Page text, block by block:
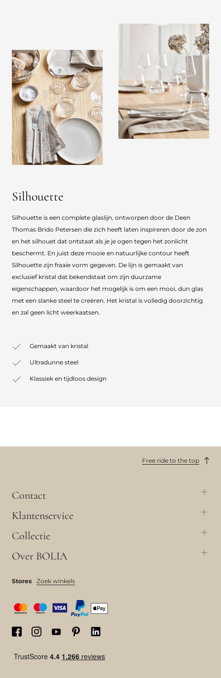
Silhouette
Silhouette is een complete glaslijn, ontworpen door de Deen
Thomas Brido Petersen die zich heeft laten inspireren door de zon
en het silhouet dat ontstaat als je je ogen tegen het zonlicht
beschermt. En juist deze mooie en natuurlijke contour heeft
Silhouette zijn fraaie vorm gegeven. De lijn is gemaakt van
exclusief kristal dat bekendstaat om zijn duurzame
eigenschappen, waardoor het mogelijk is om een mooi, dun glas
met een slanke steel te creëren. Het kristal is volledig doorzichtig
en zal geen licht weerkaatsen.
Gemaakt van kristal
Ultradunne steel
Klassiek en tijdloos design
Free ride to the top
Contact
Klantenservice
Collectie
Over BOLIA
Stores Zoek winkels